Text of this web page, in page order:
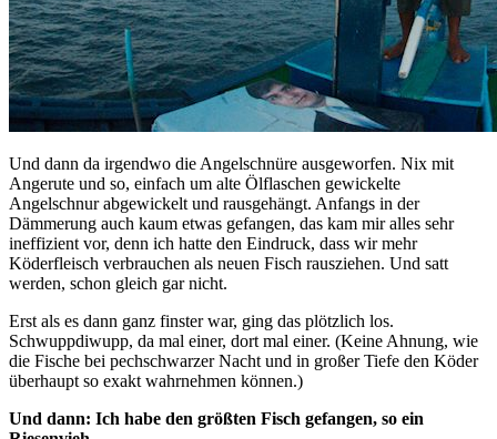
Und dann da irgendwo die Angelschnüre ausgeworfen. Nix mit
Angerute und so, einfach um alte Ölflaschen gewickelte
Angelschnur abgewickelt und rausgehängt. Anfangs in der
Dämmerung auch kaum etwas gefangen, das kam mir alles sehr
ineffizient vor, denn ich hatte den Eindruck, dass wir mehr
Köderfleisch verbrauchen als neuen Fisch rausziehen. Und satt
werden, schon gleich gar nicht.
Erst als es dann ganz finster war, ging das plötzlich los.
Schwuppdiwupp, da mal einer, dort mal einer. (Keine Ahnung, wie
die Fische bei pechschwarzer Nacht und in großer Tiefe den Köder
überhaupt so exakt wahrnehmen können.)
Und dann: Ich habe den größten Fisch gefangen, so ein